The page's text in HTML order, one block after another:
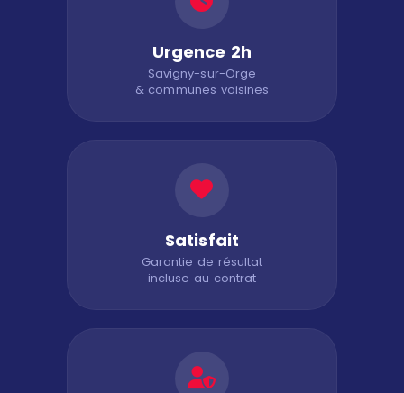
Urgence 2h
Savigny-sur-Orge
& communes voisines
Satisfait
Garantie de résultat
incluse au contrat